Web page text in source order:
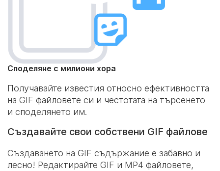
Споделяне с милиони хора
Получавайте известия относно ефективността
на GIF файловете си и честотата на търсенето
и споделянето им.
Създавайте свои собствени GIF файлове
Създаването на GIF съдържание е забавно и
лесно! Редактирайте GIF и MP4 файловете,